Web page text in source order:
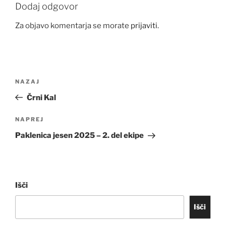
Dodaj odgovor
Za objavo komentarja se morate prijaviti.
prispevka
Prejšnji
prispevek
NAZAJ
Črni Kal
Naslednji
prispevek
NAPREJ
Paklenica jesen 2025 – 2. del ekipe
Išči
Išči